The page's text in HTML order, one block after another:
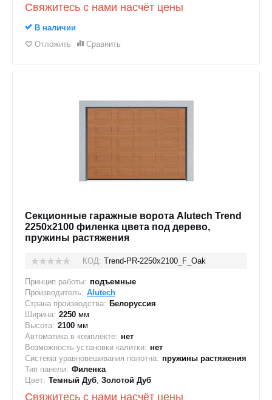
Свяжитесь с нами насчёт цены
В наличии
Отложить
Сравнить
Секционные гаражные ворота Alutech Trend
2250x2100 филенка цвета под дерево,
пружины растяжения
КОД: Trend-PR-2250х2100_F_Oak
Принцип работы: подъемные
Производитель: Alutech
Страна производства: Белоруссия
Ширина: 2250 мм
Высота: 2100 мм
Автоматика в комплекте: нет
Возможность установки калитки: нет
Система уравновешивания полотна: пружины растяжения
Тип панели: Филенка
Цвет: Темный Дуб, Золотой Дуб
Свяжитесь с нами насчёт цены